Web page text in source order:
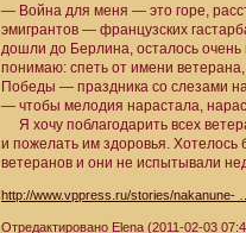
— Война для меня — это горе,
эмигрантов — французских
дошли до Берлина, осталось
понимаю: спеть от имени
Победы — праздника со слезами
— чтобы мелодия нарастала,
Я хочу поблагодарить всех
и пожелать им здоровья. Хотелось
ветеранов и они не испытывали
http://www.vppress.ru/stories/nakanune-
Отредактировано Elena (2011-02-03